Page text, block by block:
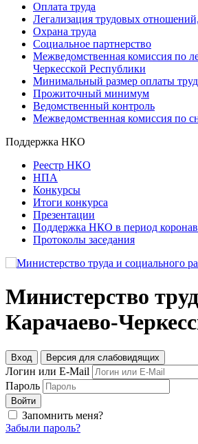
Оплата труда
Легализация трудовых
Охрана труда
Социальное партнерство
Межведомственная комиссия по
Черкесской Республики
Минимальный размер оплаты
Прожиточный минимум
Ведомственный контроль
Межведомственная комиссия по
Поддержка НКО
Реестр НКО
НПА
Конкурсы
Итоги конкурса
Презентации
Поддержка НКО в период
Протоколы заседания
Министерство
Карачаево-
Вход Версия для слабовидящих
Логин или E-Mail
Пароль
Войти
Запомнить меня?
Забыли пароль?